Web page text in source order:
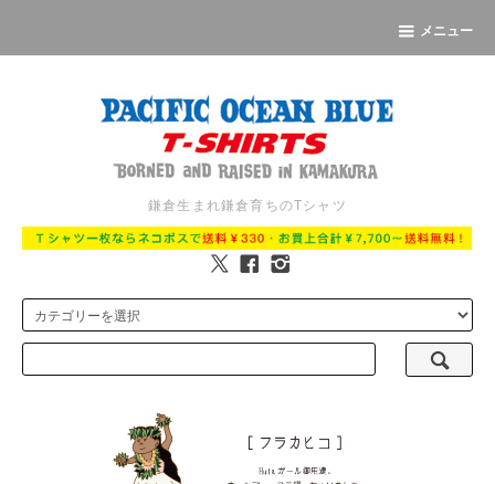
メニュー
鎌倉生まれ鎌倉育ちのTシャツ